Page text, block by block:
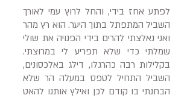
לפתע אחז בידי, והחל לרוץ עמי לאורך
השביל המתפתל בתוך היער. הוא רץ מהר
ואני נאלצתי להרים בידי הפנויה את שולי
שמלתי כדי שלא תפריע לי במרוצתי.
בקלילות רבה כהרגלו, דילג באלכסונים,
השביל התחיל לטפס במעלה הר שלא
הבחנתי בו קודם לכן ואילץ אותנו להאט